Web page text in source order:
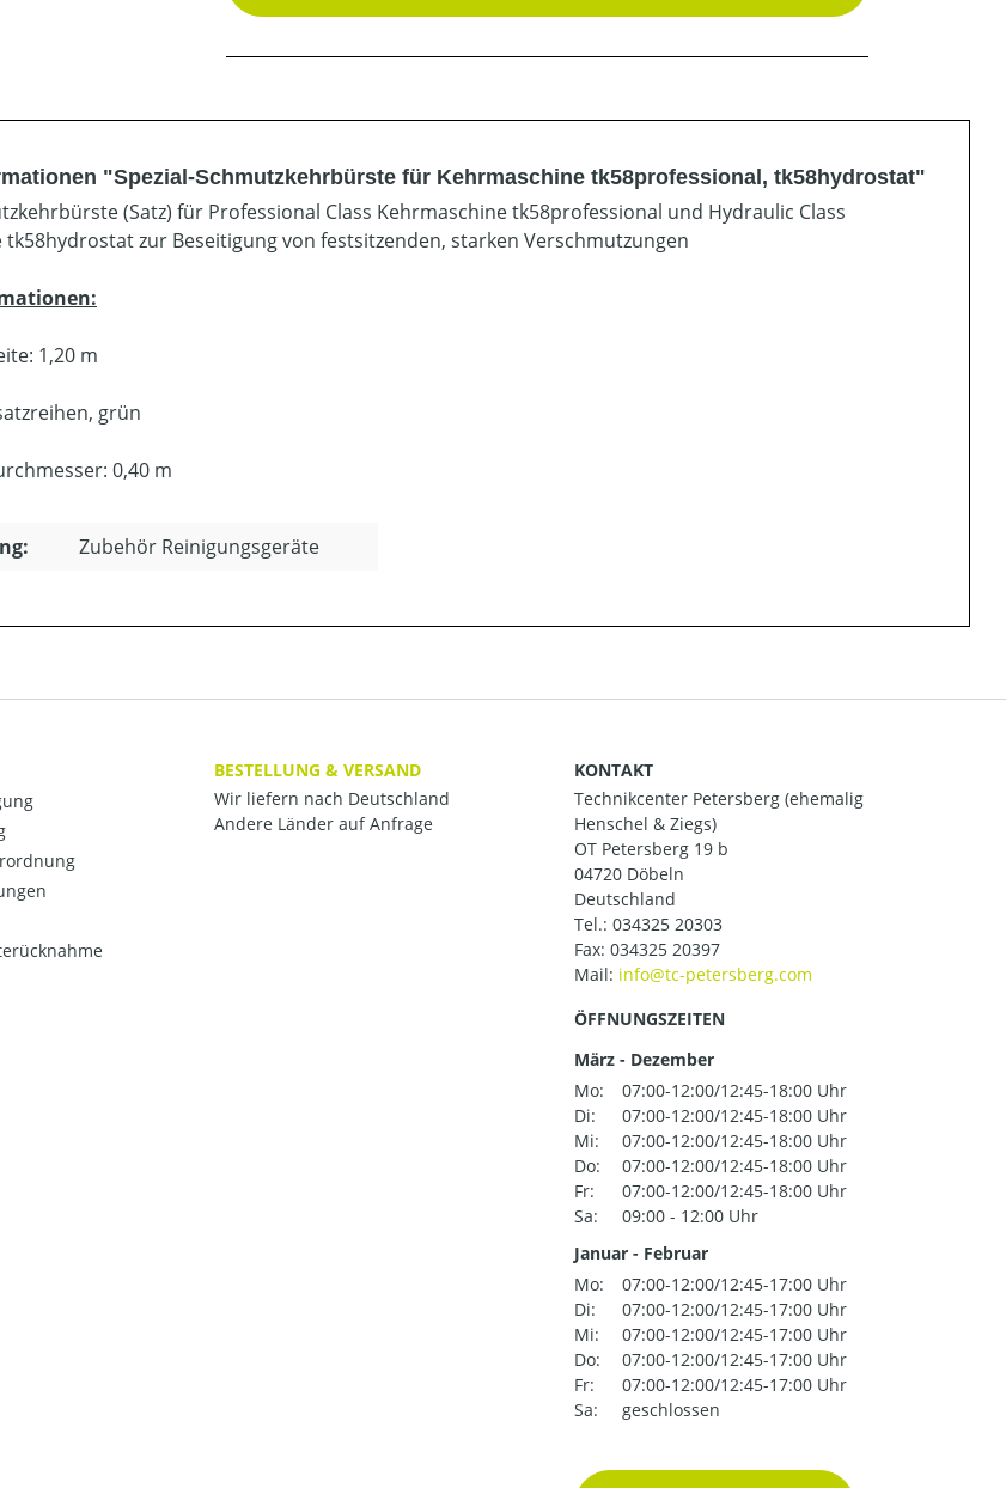
"Spezial-Schmutzkehrbürste für Kehrmaschine tk58professional, tk58hydrostat"
(Satz) für Professional Class Kehrmaschine tk58professional und Hydraulic Class
tk58hydrostat zur Beseitigung von festsitzenden, starken Verschmutzungen
1,20 m
grün
0,40 m
Zubehör Reinigungsgeräte
BESTELLUNG & VERSAND
Wir liefern nach Deutschland
Andere Länder auf Anfrage
KONTAKT
Technikcenter Petersberg (ehemalig
Henschel & Ziegs)
OT Petersberg 19 b
04720 Döbeln
Deutschland
Tel.: 034325 20303
Fax: 034325 20397
Mail:
ÖFFNUNGSZEITEN
März - Dezember
Mo:
07:00-12:00/12:45-18:00 Uhr
Di:
07:00-12:00/12:45-18:00 Uhr
Mi:
07:00-12:00/12:45-18:00 Uhr
Do:
07:00-12:00/12:45-18:00 Uhr
Fr:
07:00-12:00/12:45-18:00 Uhr
Sa:
09:00 - 12:00 Uhr
Januar - Februar
Mo:
07:00-12:00/12:45-17:00 Uhr
Di:
07:00-12:00/12:45-17:00 Uhr
Mi:
07:00-12:00/12:45-17:00 Uhr
Do:
07:00-12:00/12:45-17:00 Uhr
Fr:
07:00-12:00/12:45-17:00 Uhr
Sa:
geschlossen